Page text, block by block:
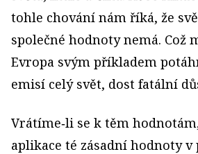
tohle chování nám říká, že
společné hodnoty nemá. Což
Evropa svým příkladem
emisí celý svět, dost fatální
Vrátíme‑li se k těm
aplikace té zásadní hodnoty v